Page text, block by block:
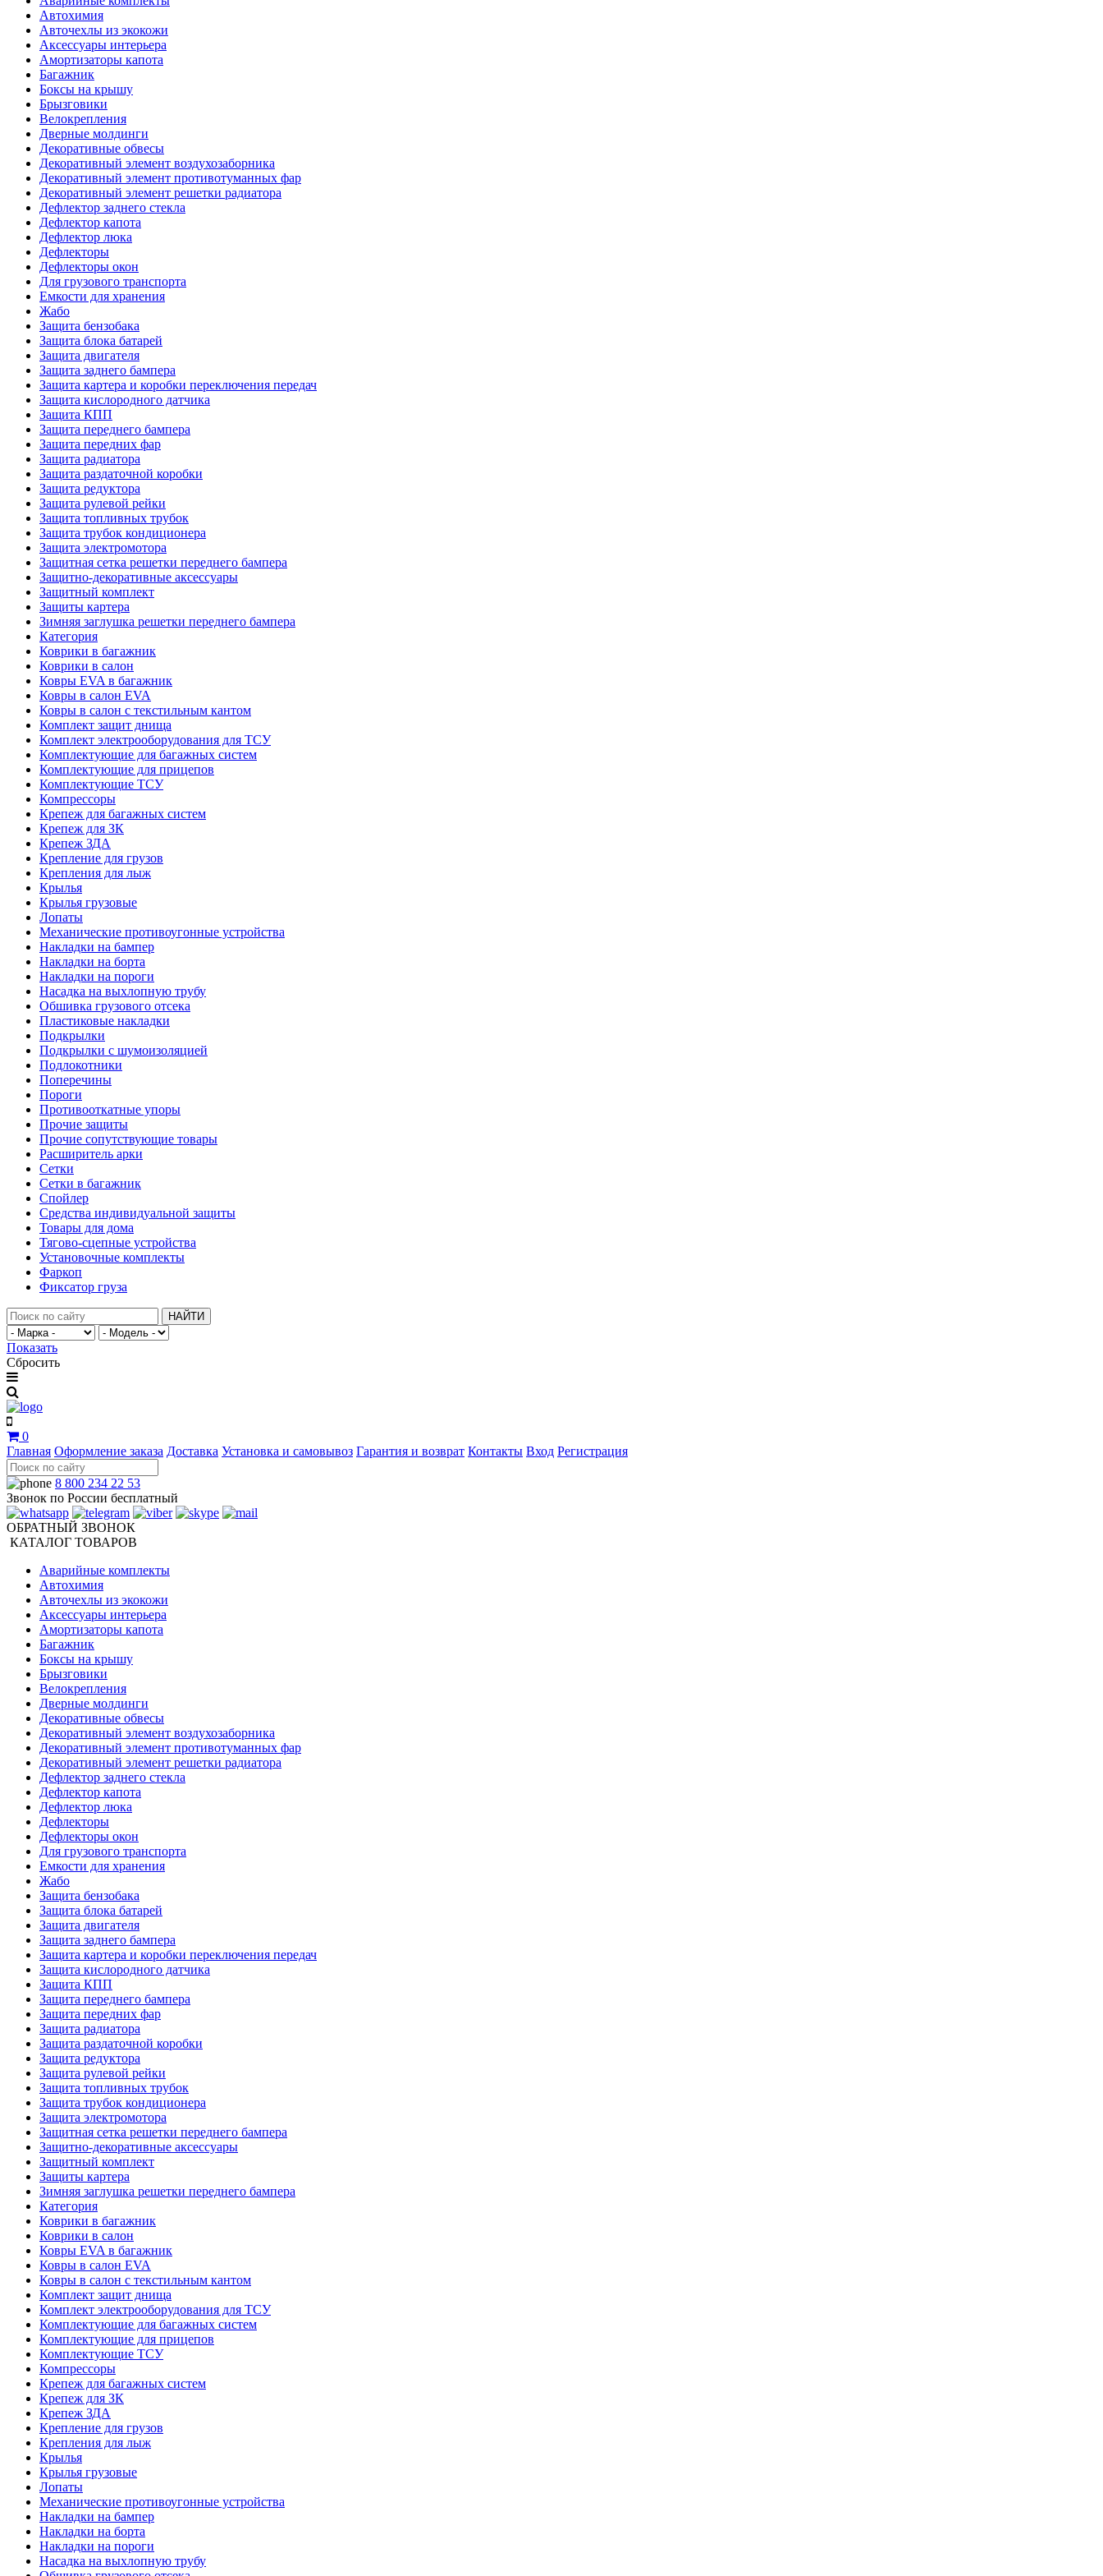
Автохимия
Авточехлы из экокожи
Аксессуары интерьера
Амортизаторы капота
Багажник
Боксы на крышу
Брызговики
Велокрепления
Дверные молдинги
Декоративные обвесы
Декоративный элемент воздухозаборника
Декоративный элемент противотуманных фар
Декоративный элемент решетки радиатора
Дефлектор заднего стекла
Дефлектор капота
Дефлектор люка
Дефлекторы
Дефлекторы окон
Для грузового транспорта
Емкости для хранения
Жабо
Защита бензобака
Защита блока батарей
Защита двигателя
Защита заднего бампера
Защита картера и коробки переключения передач
Защита кислородного датчика
Защита КПП
Защита переднего бампера
Защита передних фар
Защита радиатора
Защита раздаточной коробки
Защита редуктора
Защита рулевой рейки
Защита топливных трубок
Защита трубок кондиционера
Защита электромотора
Защитная сетка решетки переднего бампера
Защитно-декоративные аксессуары
Защитный комплект
Защиты картера
Зимняя заглушка решетки переднего бампера
Категория
Коврики в багажник
Коврики в салон
Ковры EVA в багажник
Ковры в салон EVA
Ковры в салон с текстильным кантом
Комплект защит днища
Комплект электрооборудования для ТСУ
Комплектующие для багажных систем
Комплектующие для прицепов
Комплектующие ТСУ
Компрессоры
Крепеж для багажных систем
Крепеж для ЗК
Крепеж ЗДА
Крепление для грузов
Крепления для лыж
Крылья
Крылья грузовые
Лопаты
Механические противоугонные устройства
Накладки на бампер
Накладки на борта
Накладки на пороги
Насадка на выхлопную трубу
Обшивка грузового отсека
Пластиковые накладки
Подкрылки
Подкрылки с шумоизоляцией
Подлокотники
Поперечины
Пороги
Противооткатные упоры
Прочие защиты
Прочие сопутствующие товары
Расширитель арки
Сетки
Сетки в багажник
Спойлер
Средства индивидуальной защиты
Товары для дома
Тягово-сцепные устройства
Установочные комплекты
Фаркоп
Фиксатор груза
НАЙТИ
Показать
Сбросить
0
Главная Оформление заказа Доставка Установка и самовывоз Гарантия и возврат Контакты Вход Регистрация
8 800 234 22 53
Звонок по России бесплатный
ОБРАТНЫЙ ЗВОНОК
КАТАЛОГ ТОВАРОВ
Аварийные комплекты
Автохимия
Авточехлы из экокожи
Аксессуары интерьера
Амортизаторы капота
Багажник
Боксы на крышу
Брызговики
Велокрепления
Дверные молдинги
Декоративные обвесы
Декоративный элемент воздухозаборника
Декоративный элемент противотуманных фар
Декоративный элемент решетки радиатора
Дефлектор заднего стекла
Дефлектор капота
Дефлектор люка
Дефлекторы
Дефлекторы окон
Для грузового транспорта
Емкости для хранения
Жабо
Защита бензобака
Защита блока батарей
Защита двигателя
Защита заднего бампера
Защита картера и коробки переключения передач
Защита кислородного датчика
Защита КПП
Защита переднего бампера
Защита передних фар
Защита радиатора
Защита раздаточной коробки
Защита редуктора
Защита рулевой рейки
Защита топливных трубок
Защита трубок кондиционера
Защита электромотора
Защитная сетка решетки переднего бампера
Защитно-декоративные аксессуары
Защитный комплект
Защиты картера
Зимняя заглушка решетки переднего бампера
Категория
Коврики в багажник
Коврики в салон
Ковры EVA в багажник
Ковры в салон EVA
Ковры в салон с текстильным кантом
Комплект защит днища
Комплект электрооборудования для ТСУ
Комплектующие для багажных систем
Комплектующие для прицепов
Комплектующие ТСУ
Компрессоры
Крепеж для багажных систем
Крепеж для ЗК
Крепеж ЗДА
Крепление для грузов
Крепления для лыж
Крылья
Крылья грузовые
Лопаты
Механические противоугонные устройства
Накладки на бампер
Накладки на борта
Накладки на пороги
Насадка на выхлопную трубу